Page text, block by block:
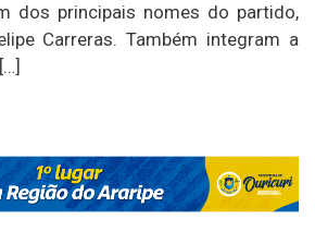
dos principais nomes do partido,
Carreras. Também integram a